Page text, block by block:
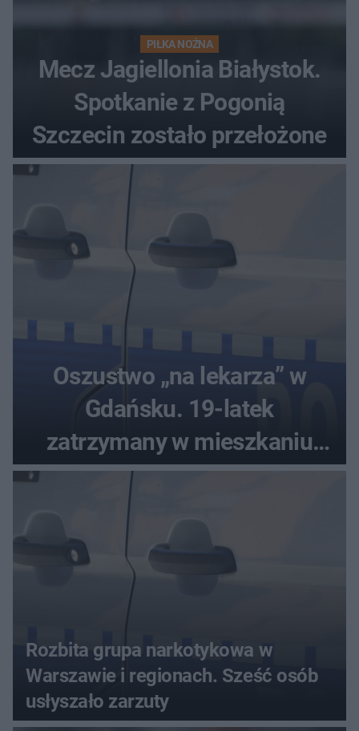
PIŁKA NOŻNA
Mecz Jagiellonia Białystok.
Spotkanie z Pogonią
Szczecin zostało przełożone
Oszustwo „na lekarza” w
Gdańsku. 19-latek
zatrzymany w mieszkaniu
seniora
Rozbita grupa narkotykowa w
Warszawie i regionach. Sześć osób
usłyszało zarzuty